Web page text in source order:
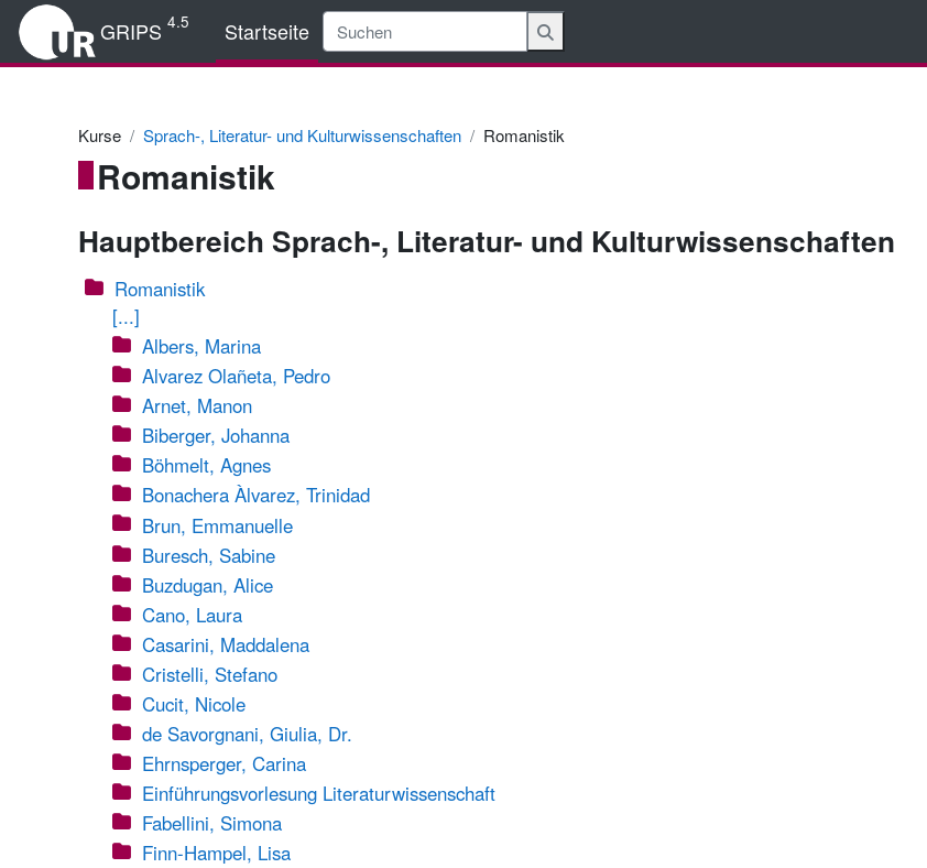
Zum Hauptinhalt
GRIPS 4.5 Startseite
Kurse Sprach-, Literatur- und Kulturwissenschaften Romanistik
Romanistik
Hauptbereich Sprach-, Literatur- und Kulturwissenschaften
Romanistik
[...]
Albers, Marina
Alvarez Olañeta, Pedro
Arnet, Manon
Biberger, Johanna
Böhmelt, Agnes
Bonachera Àlvarez, Trinidad
Brun, Emmanuelle
Buresch, Sabine
Buzdugan, Alice
Cano, Laura
Casarini, Maddalena
Cristelli, Stefano
Cucit, Nicole
de Savorgnani, Giulia, Dr.
Ehrnsperger, Carina
Einführungsvorlesung Literaturwissenschaft
Fabellini, Simona
Finn-Hampel, Lisa